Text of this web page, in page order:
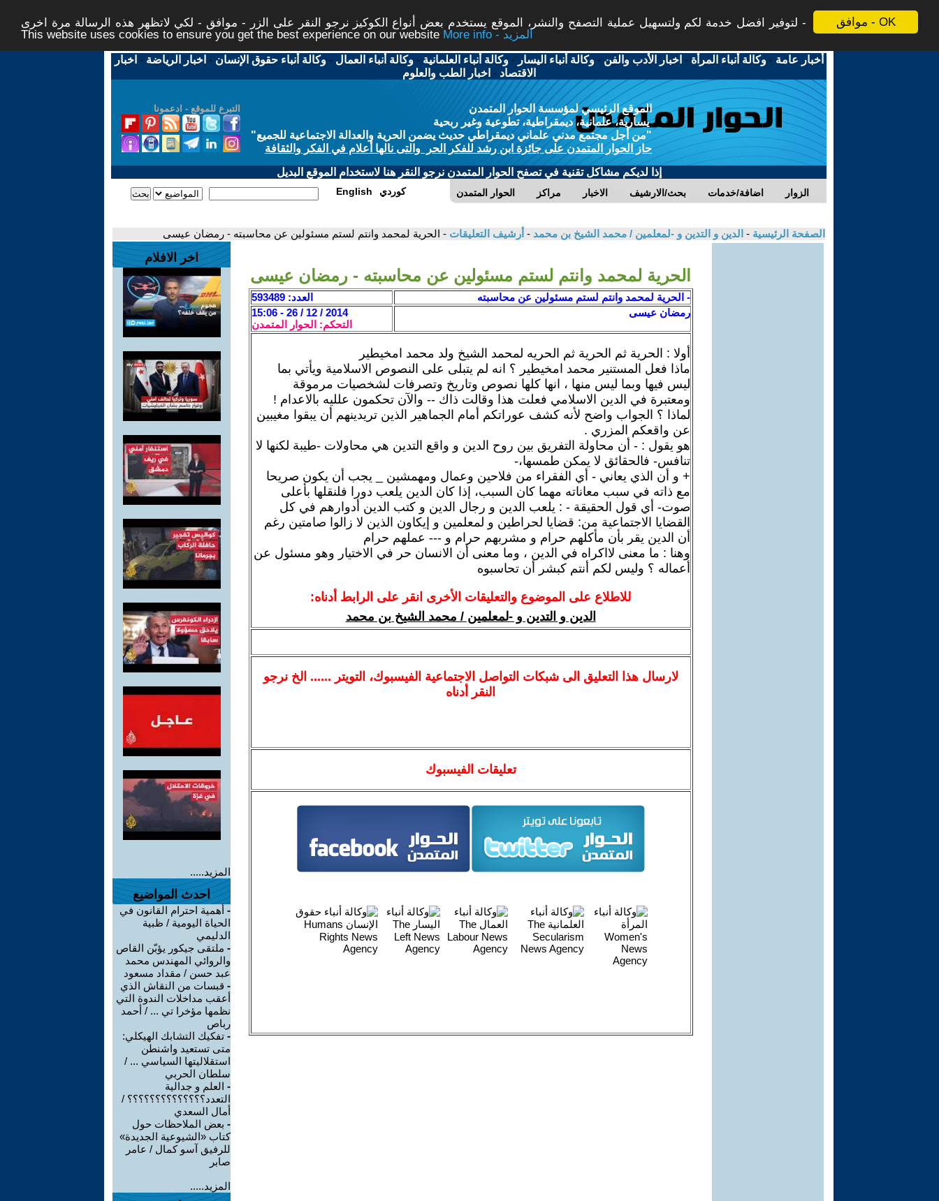
موافق - OK
لتوفير افضل خدمة لكم ولتسهيل عملية التصفح والنشر، الموقع يستخدم بعض أنواع الكوكيز نرجو النقر على الزر - موافق - لكي لاتظهر هذه الرسالة مرة اخرى -
This website uses cookies to ensure you get the best experience on our website
More info - المزيد
أخبار عامة -وكالة أنباء المرأة - اخبار الأدب والفن -وكالة أنباء اليسار -وكالة أنباء العلمانية -وكالة أنباء العمال -وكالة أنباء حقوق الإنسان - اخبار الرياضة - اخبار
الاقتصاد - اخبار الطب والعلوم
التبرع للموقع - ادعمونا
الموقع الرئيسي لمؤسسة الحوار المتمدن
يسارية، علمانية، ديمقراطية، تطوعية وغير ربحية
"من أجل مجتمع مدني علماني ديمقراطي حديث يضمن الحرية والعدالة الاجتماعية للجميع"
حاز الحوار المتمدن على جائزة ابن رشد للفكر الحر والتى نالها أعلام في الفكر والثقافة
إذا لديكم مشاكل تقنية في تصفح الحوار المتمدن نرجو النقر هنا لاستخدام الموقع البديل
الحوار المتمدن مراكز الاخبار بحث/الارشيف اضافة/خدمات الزوار English كوردي
الصفحة الرئيسية - الدين و التدين و -لمعلمين / محمد الشيخ بن محمد - أرشيف التعليقات - الحرية لمحمد وانتم لستم مسئولين عن محاسبته - رمضان عيسى
الحرية لمحمد وانتم لستم مسئولين عن محاسبته - رمضان عيسى
- الحرية لمحمد وانتم لستم مسئولين عن محاسبته
العدد: 593489
رمضان عيسى
2014 / 12 / 26 - 15:06
التحكم: الحوار المتمدن
أولا : الحرية ثم الحرية ثم الحريه لمحمد الشيخ ولد محمد امخيطير
ماذا فعل المستنير محمد امخيطير ؟ انه لم يتبلى على النصوص الاسلامية ويأتي بما
ليس فيها وبما ليس منها ، انها كلها نصوص وتاريخ وتصرفات لشخصيات مرموقة
ومعتبرة في الدين الاسلامي فعلت هذا وقالت ذاك -- والآن تحكمون علليه بالاعدام !
لماذا ؟ الجواب واضح لأنه كشف عوراتكم أمام الجماهير الذين تريدينهم أن يبقوا مغيبين
عن واقعكم المزري .
هو يقول : - أن محاولة التفريق بين روح الدين و واقع التدين هي محاولات -طيبة لكنها لا
تنافس- فالحقائق لا يمكن طمسها،-
+ و أن الذي يعاني - أي الفقراء من فلاحين وعمال ومهمشين _ يجب أن يكون صريحا
مع ذاته في سبب معاناته مهما كان السبب، إذا كان الدين يلعب دورا فلنقلها بأعلى
صوت- أي قول الحقيقة - : يلعب الدين و رجال الدين و كتب الدين أدوارهم في كل
القضايا الاجتماعية من: قضايا لحراطين و لمعلمين و إيكاون الذين لا زالوا صامتين رغم
أن الدين يقر بأن مأكلهم حرام و مشربهم حرام و --- عملهم حرام
وهنا : ما معنى لااكراه في الدين ، وما معنى أن الانسان حر في الاختيار وهو مسئول عن
أعماله ؟ وليس لكم أنتم كبشر أن تحاسبوه
للاطلاع على الموضوع والتعليقات الأخرى انقر على الرابط أدناه:
الدين و التدين و -لمعلمين / محمد الشيخ بن محمد
لارسالهذا التعليق الى شبكات التواصل الاجتماعية الفيسبوك، التويتر ...... الخ نرجو
النقر أدناه
تعليقات الفيسبوك
اخر الافلام
المزيد.....
احدث المواضيع
- أهمية احترام القانون في
الحياة اليومية / ظبية
الدليمي
- ملتقى جيكور يؤبّن القاص
والروائي المهندس محمد
عبد حسن / مقداد مسعود
- قبسات من النقاش الذي
أعقب مداخلات الندوة التي
نظمها مؤخرا تي ... / أحمد
رباص
- تفكيك التشابك الهيكلي:
متى تستعيد واشنطن
استقلاليتها السياسي ... /
سلطان الحربي
- العلم و جدالية
التعدد؟؟؟؟؟؟؟؟؟؟؟؟؟؟ /
أمال السعدي
- بعض الملاحظات حول
كتاب «الشيوعية الجديدة»
للرفيق آسو كمال / عامر
صابر
المزيد.....